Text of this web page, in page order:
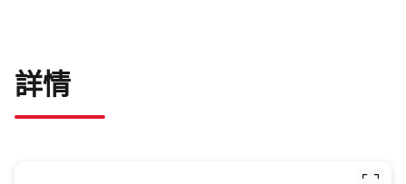
詳情